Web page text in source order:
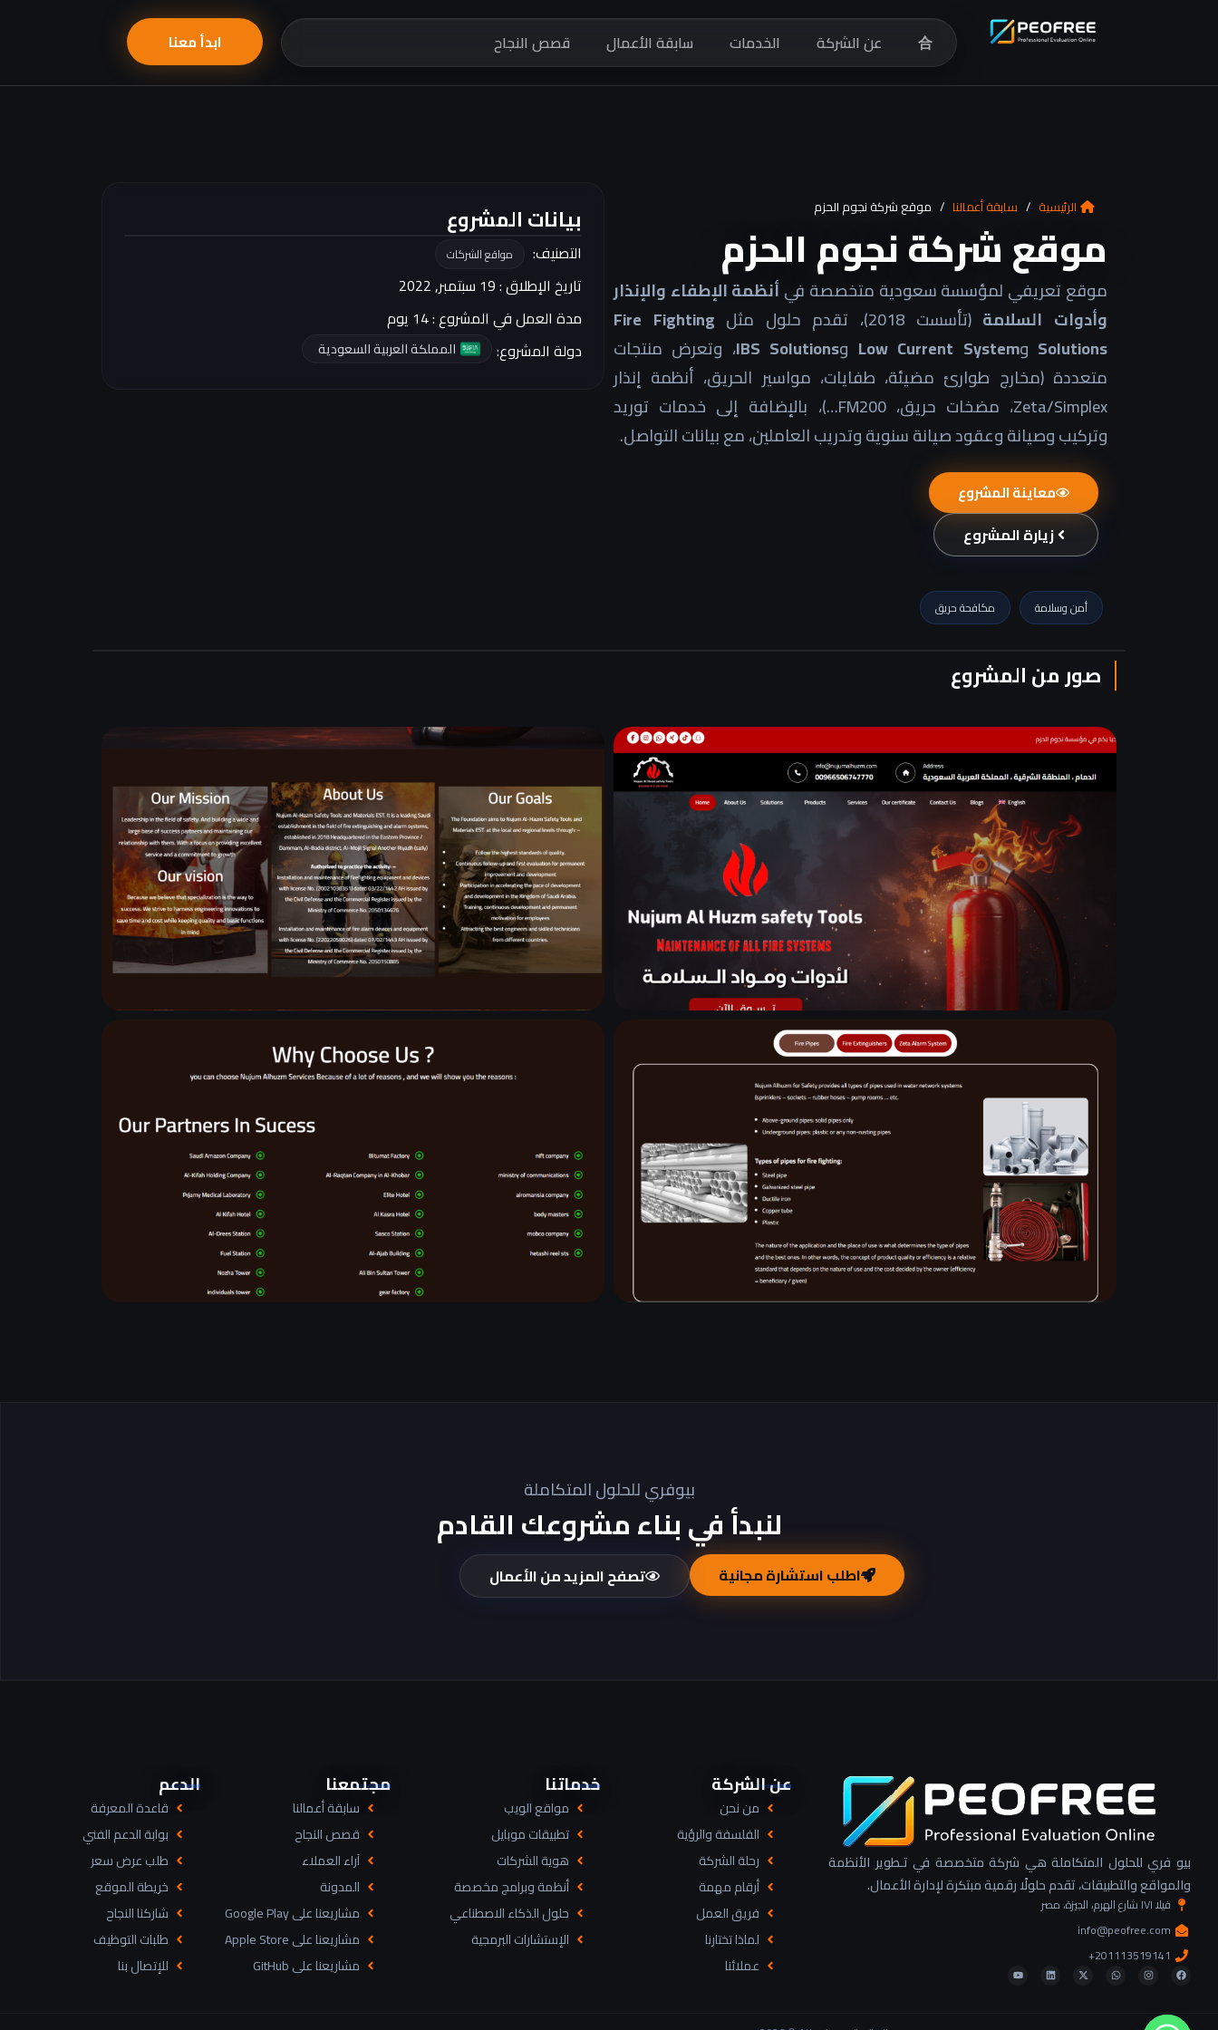
合 عن الشركة الخدمات سابقة الأعمال قصص النجاح ابدأ معنا
الرئيسية / سابقة أعمالنا / موقع شركة نجوم الحزم
موقع شركة نجوم الحزم
موقع تعريفي لمؤسسة سعودية متخصصة في أنظمة الإطفاء والإنذار
وأدوات السلامة (تأسست 2018)، تقدم حلول مثل
Fire Fighting
Solutions وLow Current System وIBS Solutions، وتعرض منتجات
متعددة (مخارج طوارئ مضيئة، طفايات، مواسير الحريق، أنظمة إنذار
Zeta/Simplex، مضخات حريق، FM200…)، بالإضافة إلى خدمات توريد
وتركيب وصيانة وعقود صيانة سنوية وتدريب العاملين، مع بيانات التواصل.
معاينة المشروع
زيارة المشروع
أمن وسلامة مكافحة حريق
بيانات المشروع
التصنيف: مواقع الشركات
تاريخ الإطلاق : 19 سبتمبر, 2022
مدة العمل في المشروع : 14 يوم
دولة المشروع:
المملكة العربية السعودية
صور من المشروع
بيوفري للحلول المتكاملة
لنبدأ في بناء مشروعك القادم
اطلب استشارة مجانية تصفح المزيد من الأعمال
بيو فري للحلول المتكاملة هي شركة متخصصة في تـطوير الأنظمة
والمواقع والتطبيقات، تقدم حلولًا رقمية مبتكرة لإدارة الأعمال.
فيلا ١٧١ شارع الهرم، الجيزة، مصر
info@peofree.com
201113519141+
عن الشركة
من نحن
الفلسفة والرؤية
رحلة الشركة
أرقام مهمة
فريق العمل
لماذا تختارنا
عملائنا
خدماتنا
مواقع الويب
تطبيقات موبايل
هوية الشركات
أنظمة وبرامج مخصصة
حلول الذكاء الاصطناعي
الإستشارات البرمجية
مجتمعنا
سابقة أعمالنا
قصص النجاح
آراء العملاء
المدونة
مشاريعنا على Google Play
مشاريعنا على Apple Store
مشاريعنا على GitHub
الدعم
قاعدة المعرفة
بوابة الدعم الفني
طلب عرض سعر
خريطة الموقع
شاركنا النجاح
طلبات التوظيف
للإتصال بنا